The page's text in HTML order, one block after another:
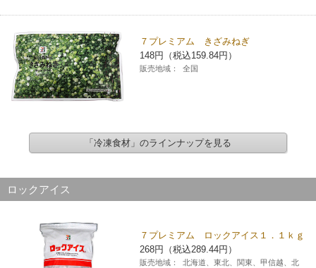
７プレミアム きざみねぎ
148円（税込159.84円）
販売地域： 全国
「冷凍食材」のラインナップを見る
ロックアイス
７プレミアム ロックアイス１．１ｋｇ
268円（税込289.44円）
販売地域：
北海道、東北、関東、甲信越、北